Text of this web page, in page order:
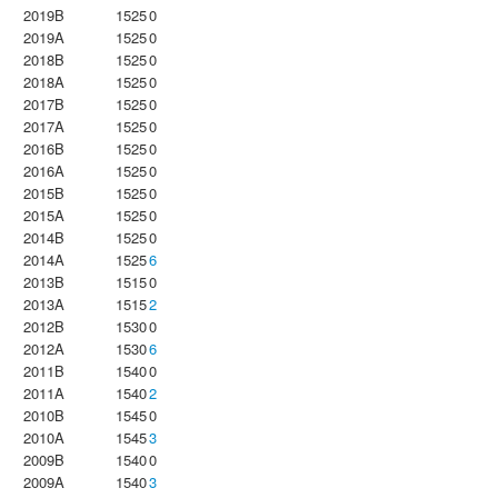
2019B
15250
2019A
15250
2018B
15250
2018A
15250
2017B
15250
2017A
15250
2016B
15250
2016A
15250
2015B
15250
2015A
15250
2014B
15250
2014A
15256
2013B
15150
2013A
15152
2012B
15300
2012A
15306
2011B
15400
2011A
15402
2010B
15450
2010A
15453
2009B
15400
2009A
15403